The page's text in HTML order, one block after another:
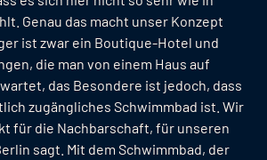
Genau das macht unser Konzept
ist zwar ein Boutique-Hotel und
die man von einem Haus auf
das Besondere ist jedoch, dass
zugängliches Schwimmbad ist. Wir
für die Nachbarschaft, für unseren
sagt. Mit dem Schwimmbad, der